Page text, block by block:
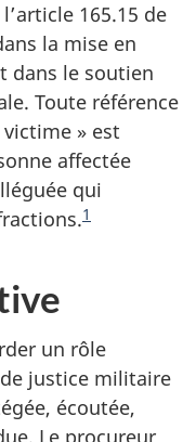
165.15 de
la mise en
dans le soutien
Toute référence
» est
affectée
qui
1
un rôle
justice militaire
écoutée,
Le procureur